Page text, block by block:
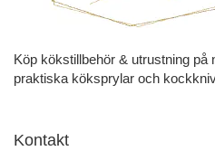
Köp kökstillbehör & utrustning på
praktiska köksprylar och
Kontakt